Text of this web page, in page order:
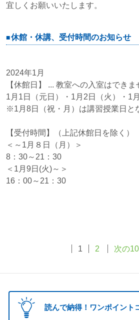
宜しくお願いいたします。
休館・休講、受付時間のお知らせ
2024年1月
【休館日】 ... 教室への入室はできま
1月1日（元日）・1月2日（火）・1
※1月8日（祝・月）は講習授業日と
【受付時間】（上記休館日を除く）
＜～1月８日（月）＞
8：30～21：30
＜1月9日(火)～＞
16：00～21：30
1 2 次の
読んで納得！ワンポイント